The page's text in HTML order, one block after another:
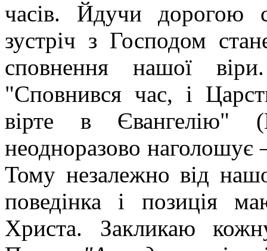
часів. Йдучи дорогою
зустріч з Господом
сповнення нашої
"Сповнився час, і
вірте в Євангелію"
неодноразово наголошує
Тому незалежно від
поведінка і позиція
Христа. Закликаю